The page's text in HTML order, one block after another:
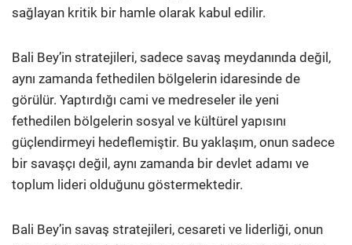
sağlayan kritik bir hamle olarak kabul edilir.
Bali Bey’in stratejileri, sadece savaş meydanında değil,
aynı zamanda fethedilen bölgelerin idaresinde de
görülür. Yaptırdığı cami ve medreseler ile yeni
fethedilen bölgelerin sosyal ve kültürel yapısını
güçlendirmeyi hedeflemiştir. Bu yaklaşım, onun sadece
bir savaşçı değil, aynı zamanda bir devlet adamı ve
toplum lideri olduğunu göstermektedir.
Bali Bey’in savaş stratejileri, cesareti ve liderliği, onun